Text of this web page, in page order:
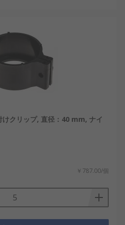
けクリップ, 直径：40 mm, ナイ
￥787.00/個